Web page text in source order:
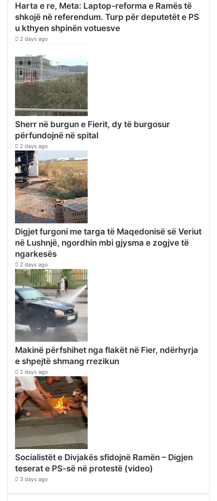
Harta e re, Meta: Laptop-reforma e Ramës të
shkojë në referendum. Turp për deputetët e PS
u kthyen shpinën votuesve
2 days ago
Sherr në burgun e Fierit, dy të burgosur
përfundojnë në spital
2 days ago
Digjet furgoni me targa të Maqedonisë së Veriut
në Lushnjë, ngordhin mbi gjysma e zogjve të
ngarkesës
2 days ago
Makinë përfshihet nga flakët në Fier, ndërhyrja
e shpejtë shmang rrezikun
2 days ago
Socialistët e Divjakës sfidojnë Ramën – Digjen
teserat e PS-së në protestë (video)
3 days ago